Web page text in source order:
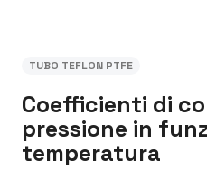
TUBO TEFLON PTFE
Coefficienti di
pressione in
temperatura